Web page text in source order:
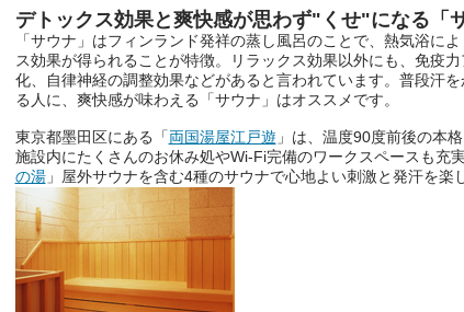
デトックス効果と爽快感が思わず"くせ"になる「
「サウナ」はフィンランド発祥の蒸し風呂のことで、熱気浴に
ス効果が得られることが特徴。リラックス効果以外にも、免疫
化、自律神経の調整効果などがあると言われています。普段汗
る人に、爽快感が味わえる「サウナ」はオススメです。
東京都墨田区にある「両国湯屋江戸遊 」は、温度90度前後の本
施設内にたくさんのお休み処やWi-Fi完備のワークスペースも充
の湯」屋外サウナを含む4種のサウナで心地よい刺激と発汗を楽